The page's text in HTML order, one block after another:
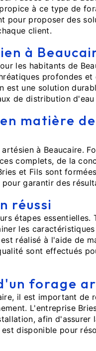
à ce type de
pour proposer des
client.
à
les habitants de
profondes et
est une solution
de distribution d'eau
matière
à Beaucaire.
complets, de la
et Fils sont
garantir des
réussi
étapes essentielles.
les
réalisé à l'aide de
sont effectués
forage
il est important de
L'entreprise
afin d'assurer
disponible pour